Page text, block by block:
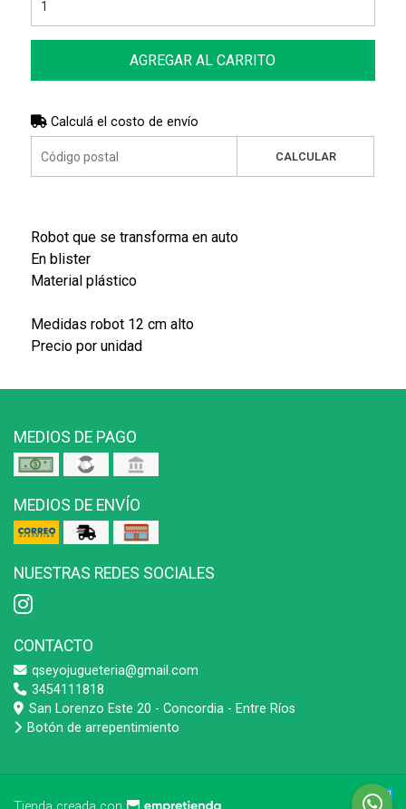
AGREGAR AL CARRITO
Calculá el costo de envío
CALCULAR
Robot que se transforma en auto
En blister
Material plástico
Medidas robot 12 cm alto
Precio por unidad
MEDIOS DE PAGO
MEDIOS DE ENVÍO
NUESTRAS REDES SOCIALES
CONTACTO
qseyojugueteria@gmail.com
3454111818
San Lorenzo Este 20 - Concordia - Entre Ríos
Botón de arrepentimiento